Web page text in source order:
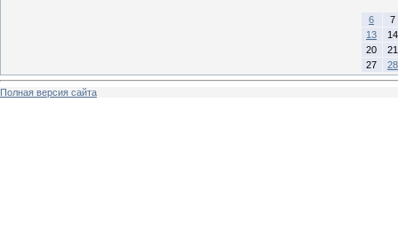
6
7
13
14
20
21
27
28
Полная версия сайта